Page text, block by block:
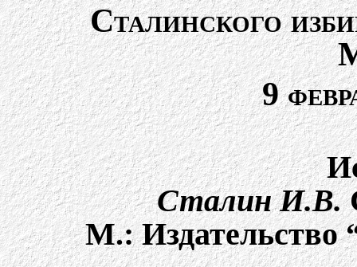
Сталинского
9
Сталин И.В.
М.: Издательство